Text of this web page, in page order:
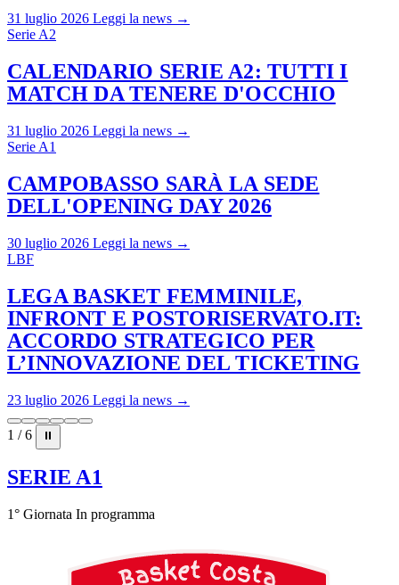
31 luglio 2026 Leggi la news →
Serie A2
CALENDARIO SERIE A2: TUTTI I
MATCH DA TENERE D'OCCHIO
31 luglio 2026 Leggi la news →
Serie A1
CAMPOBASSO SARÀ LA SEDE
DELL'OPENING DAY 2026
30 luglio 2026 Leggi la news →
LBF
LEGA BASKET FEMMINILE,
INFRONT E POSTORISERVATO.IT:
ACCORDO STRATEGICO PER
L’INNOVAZIONE DEL TICKETING
23 luglio 2026 Leggi la news →
1 / 6 ⏸
SERIE A1
1° Giornata In programma